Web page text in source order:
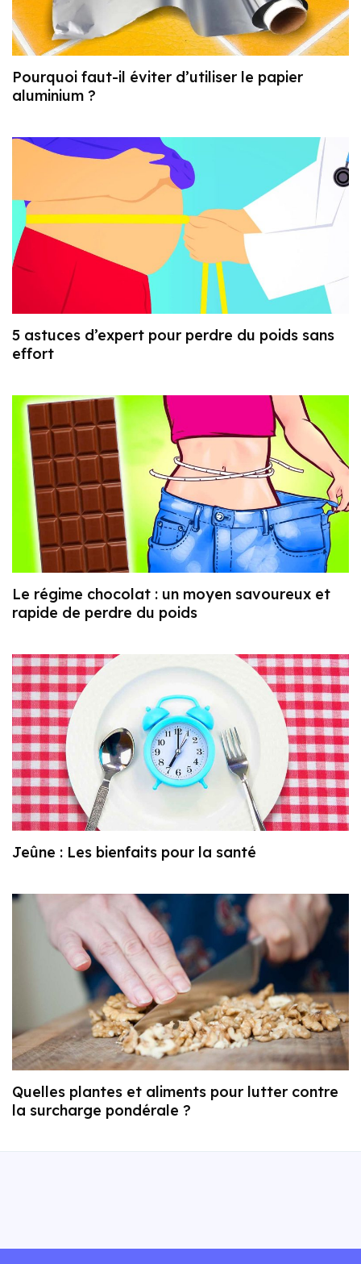
Pourquoi faut-il éviter d’utiliser le papier
aluminium ?
5 astuces d’expert pour perdre du poids sans
effort
Le régime chocolat : un moyen savoureux et
rapide de perdre du poids
Jeûne : Les bienfaits pour la santé
Quelles plantes et aliments pour lutter contre
la surcharge pondérale ?